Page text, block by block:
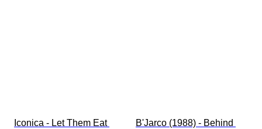
Iconica - Let Them Eat
B'Jarco (1988) - Behind